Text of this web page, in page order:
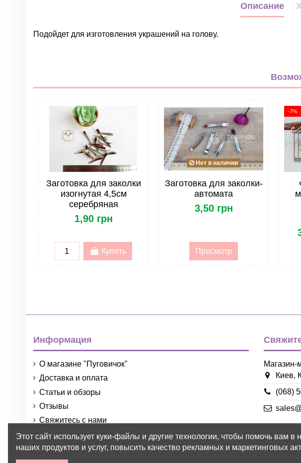
Описание
Подойдет для изготовления украшений на голову.
Заготовка для заколки
изогнутая 4,5см
серебряная
1,90 грн
Купить
Нет в наличии
Заготовка для заколки-
автомата
3,50 грн
Просмотр
-7%
Информация
О магазине "Пуговичок"
Доставка и оплата
Статьи и обзоры
Отзывы
Свяжитесь с нами
Порядок и условия использования
Магазин-
Киев,
(068)
Этот сайт использует куки-файлы и другие технологии, чтобы помочь вам
наших продуктов и услуг, повысить качество рекламных и маркетинговых